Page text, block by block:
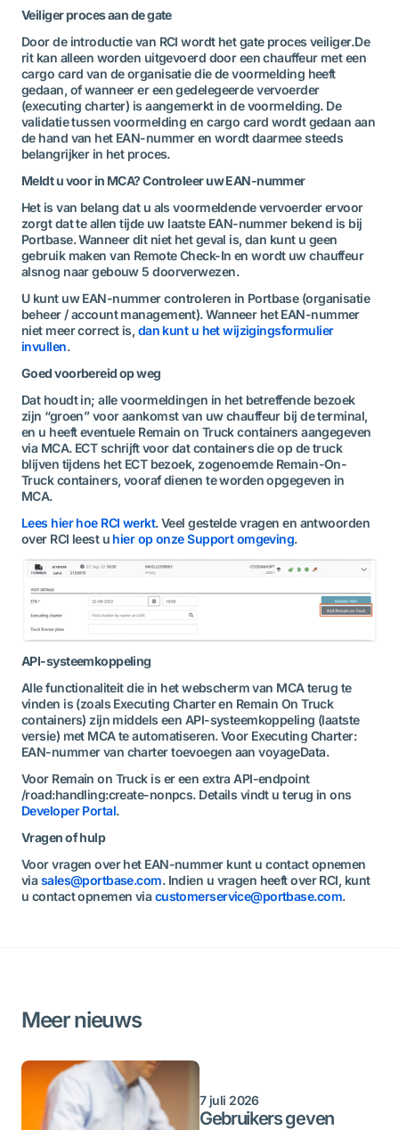
Veiliger proces aan de gate
Door de introductie van RCI wordt het gate proces veiliger. De
rit kan alleen worden uitgevoerd door een chauffeur met een
cargo card van de organisatie die de voormelding heeft
gedaan, of wanneer er een gedelegeerde vervoerder
(executing charter) is aangemerkt in de voormelding. De
validatie tussen voormelding en cargo card wordt gedaan aan
de hand van het EAN-nummer en wordt daarmee steeds
belangrijker in het proces.
Meldt u voor in MCA? Controleer uw EAN-nummer
Het is van belang dat u als voormeldende vervoerder ervoor
zorgt dat te allen tijde uw laatste EAN-nummer bekend is bij
Portbase. Wanneer dit niet het geval is, dan kunt u geen
gebruik maken van Remote Check-In en wordt uw chauffeur
alsnog naar gebouw 5 doorverwezen.
U kunt uw EAN-nummer controleren in Portbase (organisatie
beheer / account management). Wanneer het EAN-nummer
niet meer correct is, dan kunt u het wijzigingsformulier
invullen.
Goed voorbereid op weg
Dat houdt in; alle voormeldingen in het betreffende bezoek
zijn “groen” voor aankomst van uw chauffeur bij de terminal,
en u heeft eventuele Remain on Truck containers aangegeven
via MCA. ECT schrijft voor dat containers die op de truck
blijven tijdens het ECT bezoek, zogenoemde Remain-On-
Truck containers, vooraf dienen te worden opgegeven in
MCA.
Lees hier hoe RCI werkt. Veel gestelde vragen en antwoorden
over RCI leest u hier op onze Support omgeving.
API-systeemkoppeling
Alle functionaliteit die in het webscherm van MCA terug te
vinden is (zoals Executing Charter en Remain On Truck
containers) zijn middels een API-systeemkoppeling (laatste
versie) met MCA te automatiseren. Voor Executing Charter:
EAN-nummer van charter toevoegen aan voyageData.
Voor Remain on Truck is er een extra API-endpoint
/road:handling:create-nonpcs. Details vindt u terug in ons
Developer Portal.
Vragen of hulp
Voor vragen over het EAN-nummer kunt u contact opnemen
via sales@portbase.com. Indien u vragen heeft over RCI, kunt
u contact opnemen via customerservice@portbase.com.
Meer nieuws
7 juli 2026
Gebruikers geven